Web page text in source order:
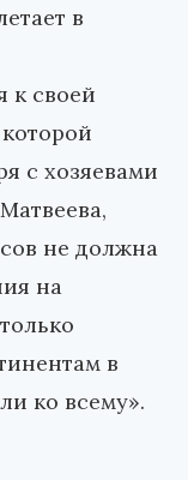
в
к своей
с хозяевами
не должна
на
в
ко всему».